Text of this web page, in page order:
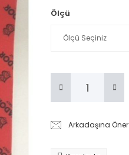
Ölçü
Arkadaşına Öner